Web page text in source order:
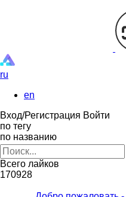
ru
en
Вход/Регистрация Войти
по тегу
по названию
Всего лайков
170928